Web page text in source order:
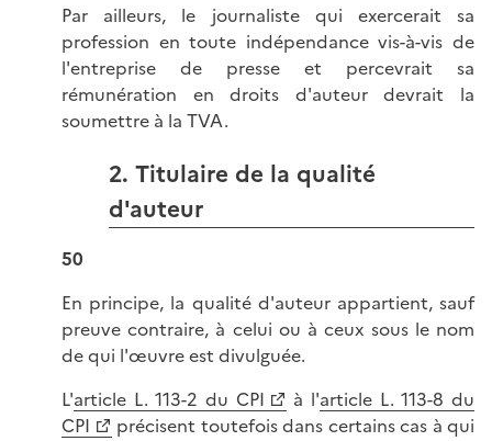
Par ailleurs, le journaliste qui exercerait sa
profession en toute indépendance vis-à-vis de
l'entreprise de presse et percevrait sa
rémunération en droits d'auteur devrait la
soumettre à la TVA.
2. Titulaire de la qualité
d'auteur
50
En principe, la qualité d'auteur appartient, sauf
preuve contraire, à celui ou à ceux sous le nom
de qui l'œuvre est divulguée.
L'article L. 113-2 du CPI à l'article L. 113-8 du
CPI
précisent toutefois dans certains cas à qui